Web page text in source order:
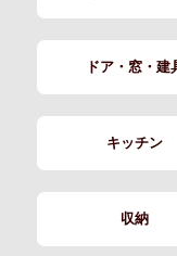
ドア・窓・建
キッチン
収納